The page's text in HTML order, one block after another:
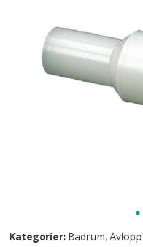
Kategorier: Badrum,